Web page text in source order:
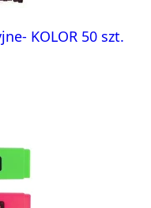
KOLOR 50 szt.